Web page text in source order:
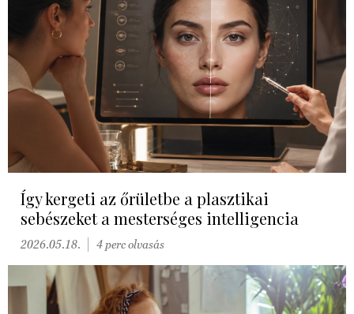
Így kergeti az őrületbe a plasztikai
sebészeket a mesterséges intelligencia
2026.05.18. 4 perc olvasás